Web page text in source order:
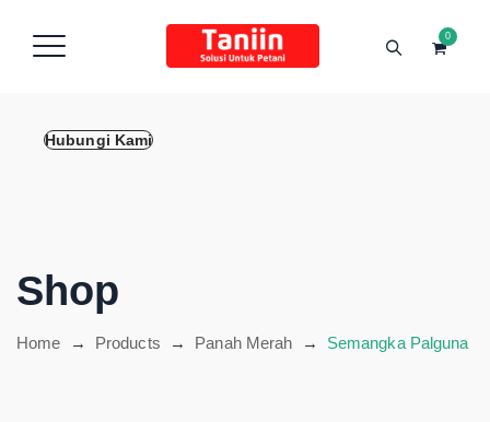
Hubungi Kami
0
Shop
Home → Products → Panah Merah → Semangka Palguna